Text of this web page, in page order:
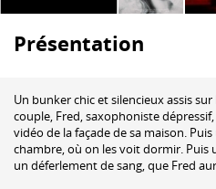
Présentation
Un bunker chic et silencieux assis
couple, Fred, saxophoniste
vidéo de la façade de sa maison.
chambre, où on les voit dormir. Puis
un déferlement de sang, que Fred